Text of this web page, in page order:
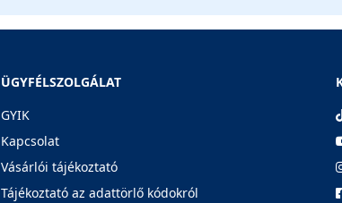
ÜGYFÉLSZOLGÁLAT
GYIK
Kapcsolat
Vásárlói tájékoztató
Tájékoztató az adattörlő kódokról